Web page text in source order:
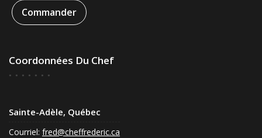
Commander
Coordonnées Du Chef
Sainte-Adèle, Québec
Courriel: fred@cheffrederic.ca